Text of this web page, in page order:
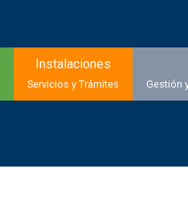
Instalaciones
Servicios y Trámites Gestión